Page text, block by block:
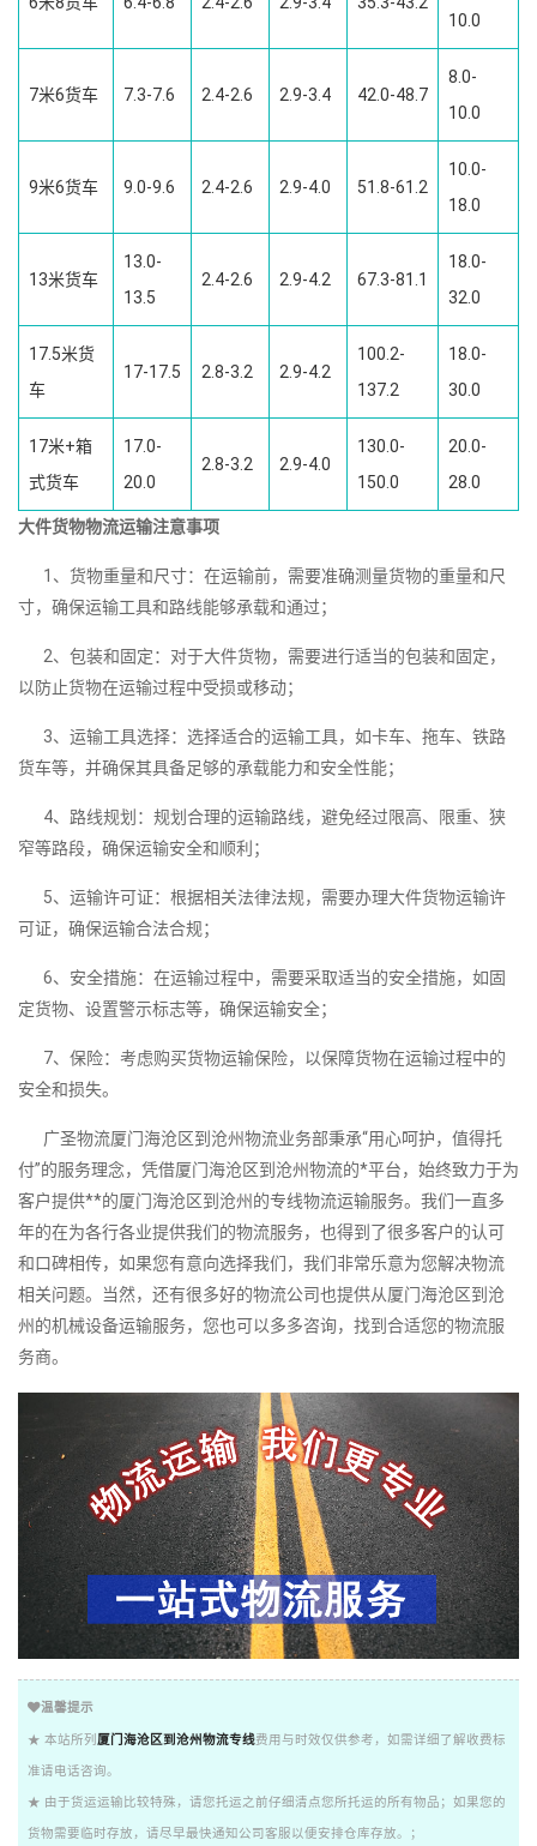
10.0
7米6货车 7.3-7.6 2.4-2.6 2.9-3.4 42.0-48.7
8.0-
10.0
9米6货车 9.0-9.6 2.4-2.6 2.9-4.0 51.8-61.2
10.0-
18.0
13米货车
13.0-
13.5
2.4-2.6 2.9-4.2 67.3-81.1
18.0-
32.0
17.5米货
车
17-17.5 2.8-3.2 2.9-4.2
100.2-
137.2
18.0-
30.0
17米+箱
式货车
17.0-
20.0
2.8-3.2 2.9-4.0
130.0-
150.0
20.0-
28.0
大件货物物流运输注意事项
1、货物重量和尺寸：在运输前，需要准确测量货物的重量和尺
寸，确保运输工具和路线能够承载和通过；
2、包装和固定：对于大件货物，需要进行适当的包装和固定，
以防止货物在运输过程中受损或移动；
3、运输工具选择：选择适合的运输工具，如卡车、拖车、铁路
货车等，并确保其具备足够的承载能力和安全性能；
4、路线规划：规划合理的运输路线，避免经过限高、限重、狭
窄等路段，确保运输安全和顺利；
5、运输许可证：根据相关法律法规，需要办理大件货物运输许
可证，确保运输合法合规；
6、安全措施：在运输过程中，需要采取适当的安全措施，如固
定货物、设置警示标志等，确保运输安全；
7、保险：考虑购买货物运输保险，以保障货物在运输过程中的
安全和损失。
广圣物流厦门海沧区到沧州物流业务部秉承“用心呵护，值得托
付”的服务理念，凭借厦门海沧区到沧州物流的*平台，始终致力于为
客户提供**的厦门海沧区到沧州的专线物流运输服务。我们一直多
年的在为各行各业提供我们的物流服务，也得到了很多客户的认可
和口碑相传，如果您有意向选择我们，我们非常乐意为您解决物流
相关问题。当然，还有很多好的物流公司也提供从厦门海沧区到沧
州的机械设备运输服务，您也可以多多咨询，找到合适您的物流服
务商。
温馨提示
★ 本站所列 厦门海沧区到沧州物流专线费用与时效仅供参考，如需详细了解收费标
准请电话咨询。
★ 由于货运运输比较特殊，请您托运之前仔细清点您所托运的所有物品；如果您的
货物需要临时存放，请尽早最快通知公司客服以便安排仓库存放。；